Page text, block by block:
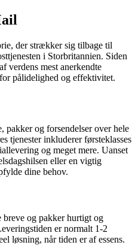
der strækker sig tilbage til
i Storbritannien. Siden
verdens mest anerkendte
pålidelighed og effektivitet.
pakker og forsendelser over hele
tjenester inkluderer førsteklasses
og meget mere. Uanset
eller en vigtig
dine behov.
breve og pakker hurtigt og
er normalt 1-2
løsning, når tiden er af essens.